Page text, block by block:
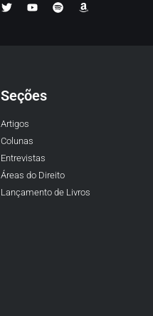
Seções
Artigos
Colunas
Entrevistas
Áreas do Direito
Lançamento de Livros